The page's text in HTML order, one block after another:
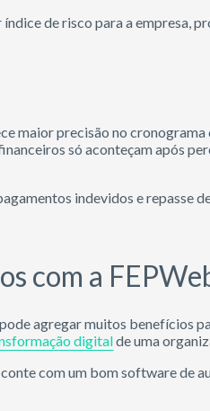
de risco para a empresa,
maior precisão no cronograma
só aconteçam após
indevidos e repasse
com a
agregar muitos benefícios
digitalde uma
com um bom software de